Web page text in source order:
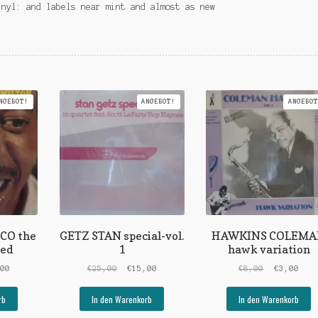
and labels near mint and almost as new
the
€15,00.
GETZ STAN special-vol.
1
ANGEBOT!
€25,00
Ursprünglicher
war:
€15,00
€15,00.
In den Warenkorb
HAWKINS
hawk variation
€8,00
war:
€3,00
In den Warenkorb